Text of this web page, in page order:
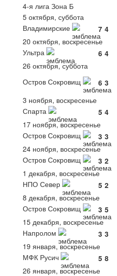
4-я лига Зона Б
5 октября, суббота
Владимирские
7 4
20 октября, воскресенье
Ультра
6 4
26 октября, суббота
Остров Сокровищ
6 3
3 ноября, воскресенье
Спарта
5 4
17 ноября, воскресенье
Остров Сокровищ
3 3
24 ноября, воскресенье
Остров Сокровищ
3 2
1 декабря, воскресенье
НПО Север
5 2
8 декабря, воскресенье
Остров Сокровищ
3 5
15 декабря, воскресенье
Напролом
3 3
19 января, воскресенье
МФК Русич
5 8
26 января, воскресенье